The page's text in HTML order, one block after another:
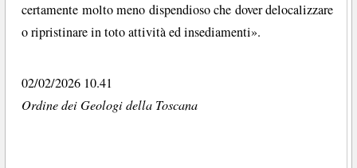
certamente molto meno dispendioso che dover delocalizzare
o ripristinare in toto attività ed insediamenti».
02/02/2026 10.41
Ordine dei Geologi della Toscana